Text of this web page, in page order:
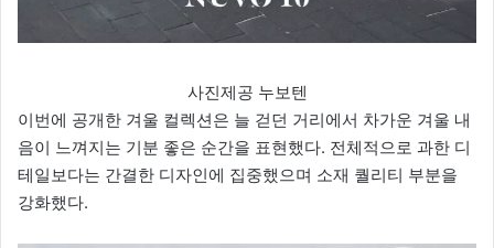
사진제공 누보텐
이번에 공개한 겨울 컬렉션은 늘 걷던 거리에서 차가운 겨울 내
음이 느껴지는 기분 좋은 순간을 표현했다. 전체적으로 과한 디
테일보다는 간결한 디자인에 집중했으며 소재 퀄리티 부분을
강화했다.